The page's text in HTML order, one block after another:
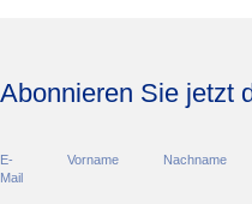
Abonnieren Sie jetzt
E-
Mail
Vorname Nachname